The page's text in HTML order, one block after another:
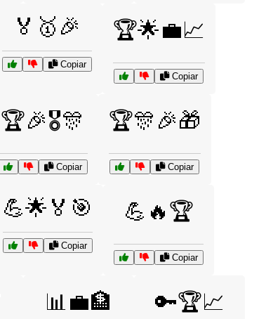
🏅🥇🎉
Copiar
🏆🌟💼📈
Copiar
🏆🎉🎖️🎊
Copiar
🏆🎊🎉🎁
Copiar
💪🌟🏅🎯
Copiar
💪🔥🏆
Copiar
📊💼🏦 🔑🏆📈